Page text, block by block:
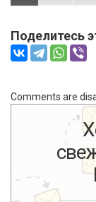
Поделитесь
Comments are